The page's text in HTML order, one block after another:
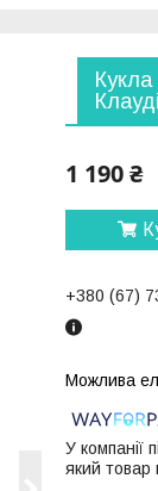
1 190 ₴
+380 (67)
У компанії
який товар